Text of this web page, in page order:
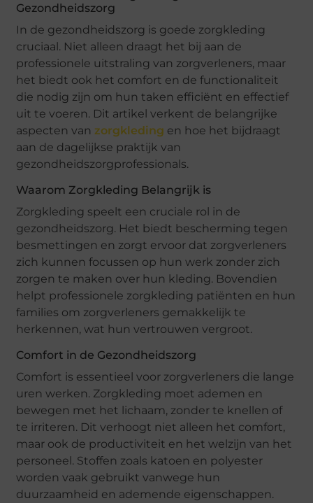
Gezondheidszorg
In de gezondheidszorg is goede zorgkleding
cruciaal. Niet alleen draagt het bij aan de
professionele uitstraling van zorgverleners, maar
het biedt ook het comfort en de functionaliteit
die nodig zijn om hun taken efficiënt en effectief
uit te voeren. Dit artikel verkent de belangrijke
aspecten van zorgkleding en hoe het bijdraagt
aan de dagelijkse praktijk van
gezondheidszorgprofessionals.
Waarom Zorgkleding Belangrijk is
Zorgkleding speelt een cruciale rol in de
gezondheidszorg. Het biedt bescherming tegen
besmettingen en zorgt ervoor dat zorgverleners
zich kunnen focussen op hun werk zonder zich
zorgen te maken over hun kleding. Bovendien
helpt professionele zorgkleding patiënten en hun
families om zorgverleners gemakkelijk te
herkennen, wat hun vertrouwen vergroot.
Comfort in de Gezondheidszorg
Comfort is essentieel voor zorgverleners die lange
uren werken. Zorgkleding moet ademen en
bewegen met het lichaam, zonder te knellen of
te irriteren. Dit verhoogt niet alleen het comfort,
maar ook de productiviteit en het welzijn van het
personeel. Stoffen zoals katoen en polyester
worden vaak gebruikt vanwege hun
duurzaamheid en ademende eigenschappen.